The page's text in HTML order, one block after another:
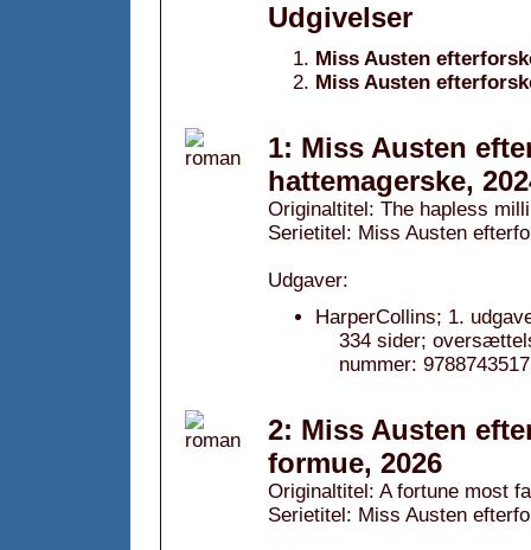
Udgivelser
Miss Austen
Miss Austen
1: Miss Austen
hattemagerske,
Originaltitel: The hapless
Serietitel: Miss Austen
Udgaver:
HarperCollins; 1.
334 sider;
nummer:
2: Miss Austen
formue, 2026
Originaltitel: A fortune most
Serietitel: Miss Austen